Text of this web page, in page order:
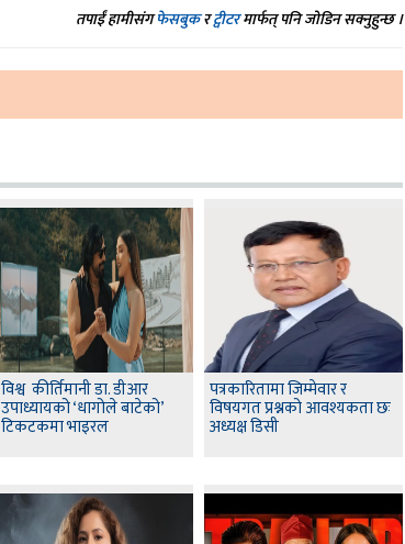
तपाईं हामीसंगफेसबुकरट्वीटरमार्फत् पनि जोडिन सक्नुहुन्छ ।
विश्व कीर्तिमानी डा. डीआर
उपाध्यायको ‘धागोले बाटेको’
टिकटकमा भाइरल
पत्रकारितामा जिम्मेवार र
विषयगत प्रश्नको आवश्यकता छः
अध्यक्ष डिसी